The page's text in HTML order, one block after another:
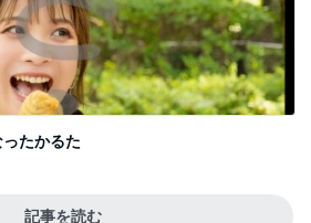
ったかるた
記事を読む
ックス 1日前